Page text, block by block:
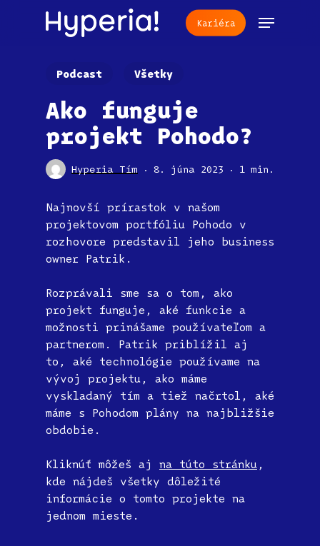
Kariéra Menu
Podcast Všetky
Ako funguje
projekt Pohodo?
Hyperia Tím 8. júna 2023 1 min.
Najnovší prírastok v našom
projektovom portfóliu Pohodo v
rozhovore predstavil jeho business
owner Patrik.
Rozprávali sme sa o tom, ako
projekt funguje, aké funkcie a
možnosti prinášame používateľom a
partnerom. Patrik priblížil aj
to, aké technológie používame na
vývoj projektu, ako máme
vyskladaný tím a tiež načrtol, aké
máme s Pohodom plány na najbližšie
obdobie.
Kliknúť môžeš aj na túto stránku ,
kde nájdeš všetky dôležité
informácie o tomto projekte na
jednom mieste.